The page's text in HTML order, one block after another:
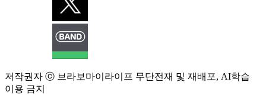
저작권자 ⓒ 브라보마이라이프 무단전재 및 재배포, AI학습
이용 금지